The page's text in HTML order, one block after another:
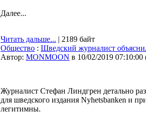
Далее...
Читать дальше... | 2189 байт
Общество : Шведский журналист
Автор: MONMOON в 10/02/2019 07:10:00
Журналист Стефан Линдгрен детально
для шведского издания Nyhetsbanken и
легитимны.